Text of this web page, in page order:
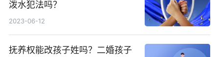
泼水犯法吗？
2023-06-12
抚养权能改孩子姓吗？二婚孩子